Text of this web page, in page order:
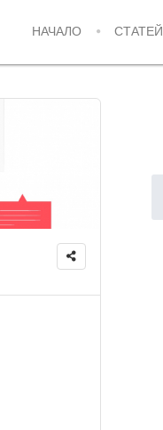
НАЧАЛО СТАТЕЙ